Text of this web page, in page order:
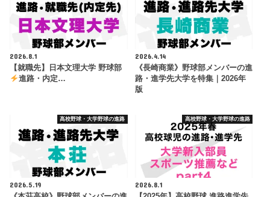
2026.8.1
【就職先】日本文理大学 野球部
進路・内定…
2026.4.14
《長崎商業》野球部メンバーの進
路・進学先大学を特集｜2026年
版
高校野球・大学野球の進路
2026.5.19
高校野球・大学野球の進路
2026.8.1